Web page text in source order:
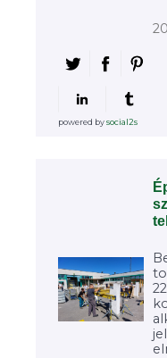
powered bysocial2s